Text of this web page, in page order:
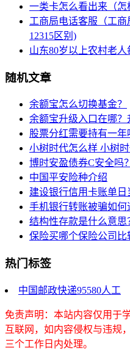
一类卡怎么看出来（怎
工商局电话客服（工商
12315区别)
山东80岁以上农村老人
随机文章
余额宝怎么切换基金？
余额宝升级入口在哪？
股票分红需要持有一年
小树时代怎么样 小树
博时安盈债券C安全吗？
中国平安险种介绍
建设银行信用卡账单日
手机银行转账被骗如何
结构性存款是什么意思
保险买哪个保险公司比
热门标签
中国邮政快递95580人工
免责声明：本站内容仅用于
互联网，如内容侵权与违规
三个工作日内处理。